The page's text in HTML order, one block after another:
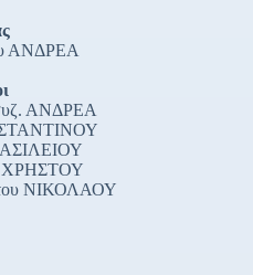
ΑΝΔΡΕΑ
ΑΝΔΡΕΑ
ΧΡΗΣΤΟΥ
ΝΙΚΟΛΑΟΥ